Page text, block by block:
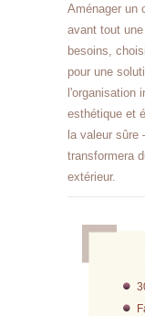
Aménager un
avant tout
besoins,
pour une
l'organisation
esthétique et
la valeur
transformera
extérieur.